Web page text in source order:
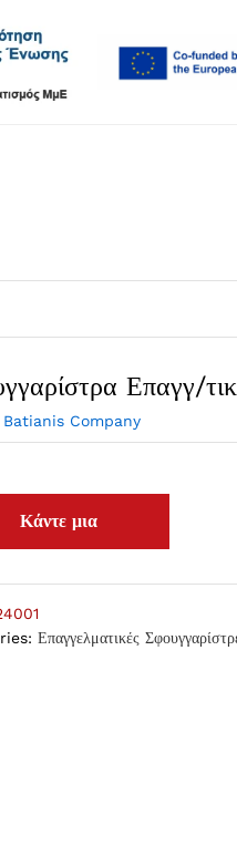
Επαγγ/
Batianis Company
Επαγγελματικές